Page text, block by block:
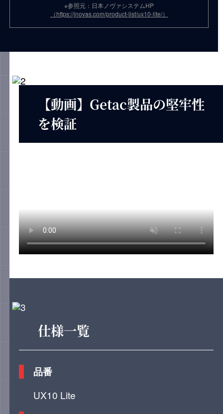
※参照元：日本ノヴァシステムHP
（https://jnovas.com/product-list/ux10-lite/）
【動画】Getac製品の堅牢性
を検証
仕様一覧
品番
UX10 Lite